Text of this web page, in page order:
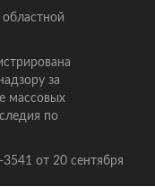
за
массовых
по
от 20 сентября